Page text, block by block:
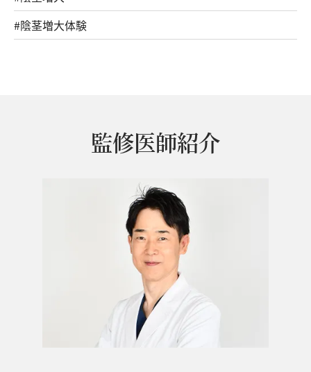
#陰茎増大体験
監修医師紹介